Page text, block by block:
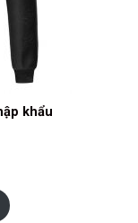
khẩu